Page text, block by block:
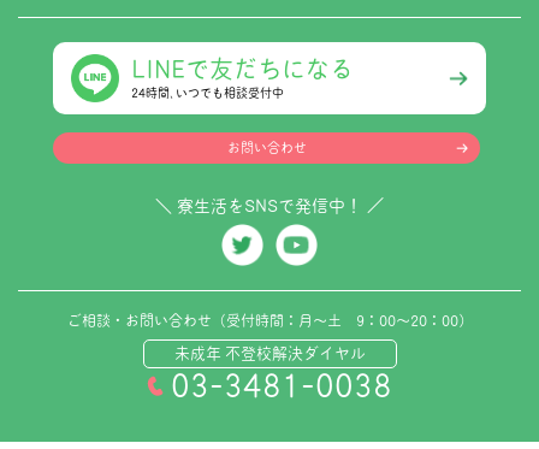
LINEで友だちになる
24時間､いつでも相談受付中
お問い合わせ
＼ 寮生活をSNSで発信中！ ／
ご相談・お問い合わせ（受付時間：月～土 9：00～20：00）
未成年 不登校解決ダイヤル
03-3481-0038